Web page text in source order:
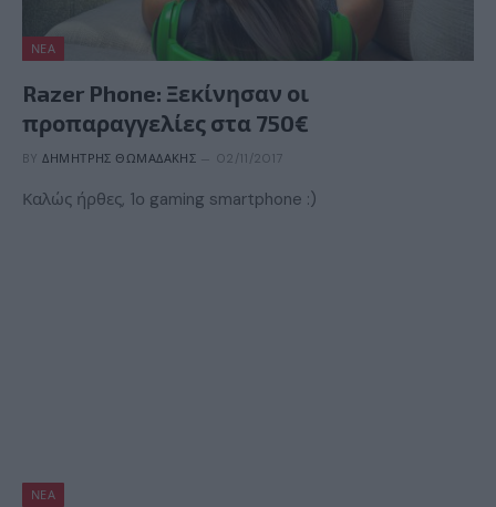
ΝΈΑ
Razer Phone: Ξεκίνησαν οι
προπαραγγελίες στα 750€
BY ΔΗΜΉΤΡΗΣ ΘΩΜΑΔΆΚΗΣ 02/11/2017
Καλώς ήρθες, 1ο gaming smartphone :)
ΝΈΑ